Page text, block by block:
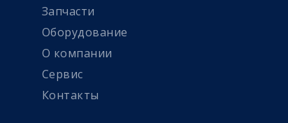
Запчасти
Оборудование
О компании
Сервис
Контакты